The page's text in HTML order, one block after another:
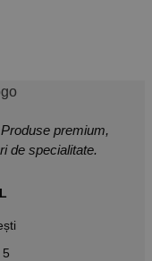
premium,
de specialitate.